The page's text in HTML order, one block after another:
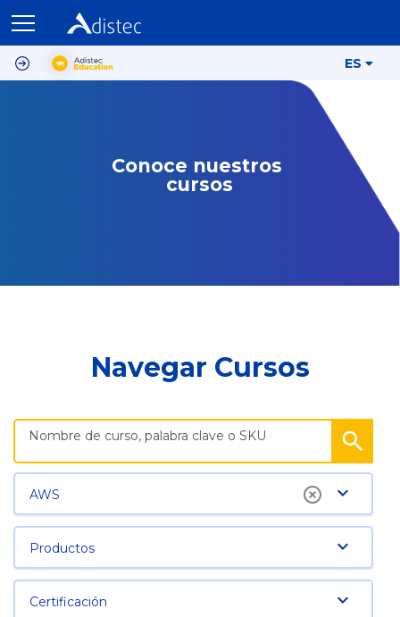
ES
Conoce nuestros
cursos
Navegar Cursos
AWS
Productos
Certificación